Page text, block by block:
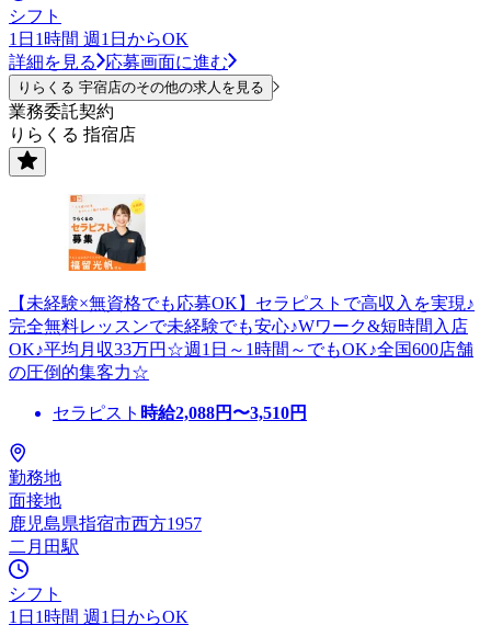
シフト
1日1時間 週1日からOK
詳細を見る
応募画面に進む
りらくる 宇宿店のその他の求人を見る
業務委託契約
りらくる 指宿店
【未経験×無資格でも応募OK】セラピストで高収入を実現♪
完全無料レッスンで未経験でも安心♪Wワーク&短時間入店
OK♪平均月収33万円☆週1日～1時間～でもOK♪全国600店舗
の圧倒的集客力☆
セラピスト 時給2,088円〜3,510円
勤務地
面接地
鹿児島県指宿市西方1957
二月田駅
シフト
1日1時間 週1日からOK